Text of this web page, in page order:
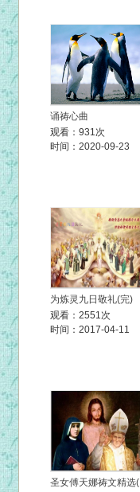
诵祷心曲
观看：931次
时间：2020-09-23
为炼灵九日敬礼(完)
观看：2551次
时间：2017-04-11
圣女傅天娜祷文精选(